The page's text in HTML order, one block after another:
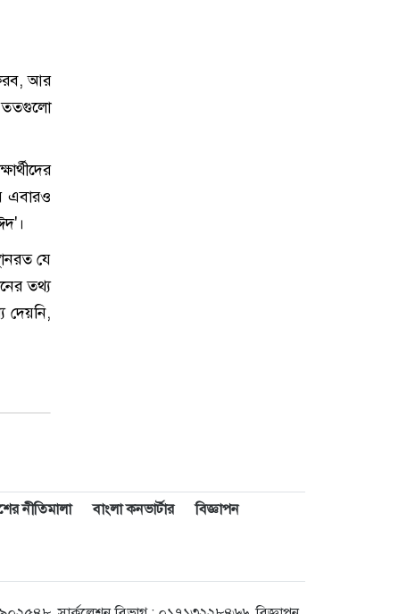
আর
ততগুলো
এবারও
যে
তথ্য
দেয়নি,
নীতিমালা বাংলা কনভার্টার
বিজ্ঞাপন